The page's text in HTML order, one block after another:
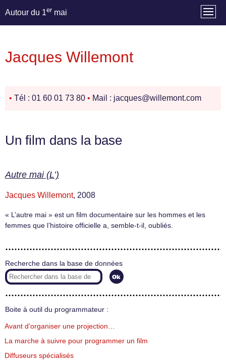
Autour du 1er mai
Jacques Willemont
• Tél : 01 60 01 73 80 • Mail : jacques@willemont.com
Un film dans la base
Autre mai (L’)
Jacques Willemont, 2008
« L’autre mai » est un film documentaire sur les hommes et les
femmes que l’histoire officielle a, semble-t-il, oubliés.
Recherche dans la base de données
Boite à outil du programmateur :
Avant d’organiser une projection…
La marche à suivre pour programmer un film
Diffuseurs spécialisés